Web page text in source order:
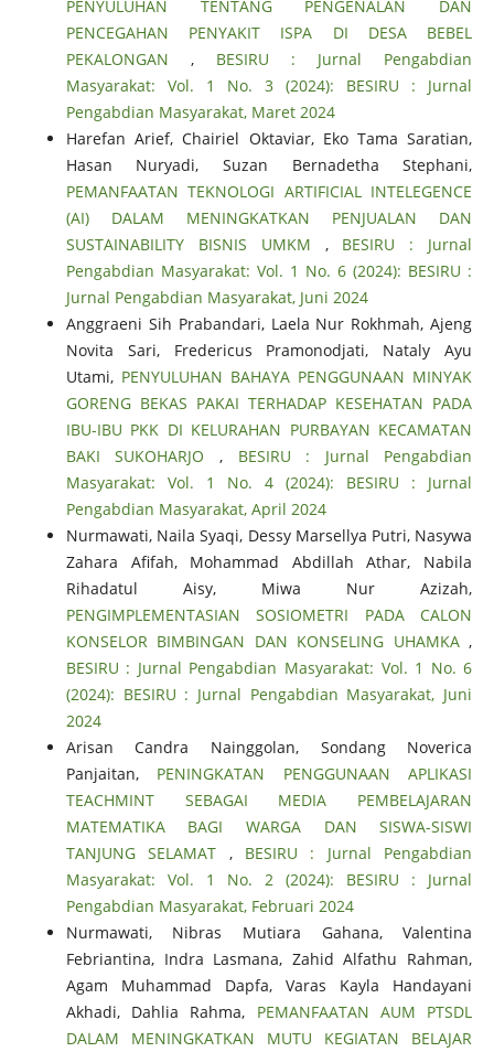
PENYULUHAN TENTANG PENGENALAN DAN
PENCEGAHAN PENYAKIT ISPA DI DESA BEBEL
PEKALONGAN , BESIRU : Jurnal Pengabdian
Masyarakat: Vol. 1 No. 3 (2024): BESIRU : Jurnal
Pengabdian Masyarakat, Maret 2024
Harefan Arief, Chairiel Oktaviar, Eko Tama Saratian,
Hasan Nuryadi, Suzan Bernadetha Stephani,
PEMANFAATAN TEKNOLOGI ARTIFICIAL INTELEGENCE
(AI) DALAM MENINGKATKAN PENJUALAN DAN
SUSTAINABILITY BISNIS UMKM , BESIRU : Jurnal
Pengabdian Masyarakat: Vol. 1 No. 6 (2024): BESIRU :
Jurnal Pengabdian Masyarakat, Juni 2024
Anggraeni Sih Prabandari, Laela Nur Rokhmah, Ajeng
Novita Sari, Fredericus Pramonodjati, Nataly Ayu
Utami, PENYULUHAN BAHAYA PENGGUNAAN MINYAK
GORENG BEKAS PAKAI TERHADAP KESEHATAN PADA
IBU-IBU PKK DI KELURAHAN PURBAYAN KECAMATAN
BAKI SUKOHARJO , BESIRU : Jurnal Pengabdian
Masyarakat: Vol. 1 No. 4 (2024): BESIRU : Jurnal
Pengabdian Masyarakat, April 2024
Nurmawati, Naila Syaqi, Dessy Marsellya Putri, Nasywa
Zahara Afifah, Mohammad Abdillah Athar, Nabila
Rihadatul Aisy, Miwa Nur Azizah,
PENGIMPLEMENTASIAN SOSIOMETRI PADA CALON
KONSELOR BIMBINGAN DAN KONSELING UHAMKA ,
BESIRU : Jurnal Pengabdian Masyarakat: Vol. 1 No. 6
(2024): BESIRU : Jurnal Pengabdian Masyarakat, Juni
2024
Arisan Candra Nainggolan, Sondang Noverica
Panjaitan, PENINGKATAN PENGGUNAAN APLIKASI
TEACHMINT SEBAGAI MEDIA PEMBELAJARAN
MATEMATIKA BAGI WARGA DAN SISWA-SISWI
TANJUNG SELAMAT , BESIRU : Jurnal Pengabdian
Masyarakat: Vol. 1 No. 2 (2024): BESIRU : Jurnal
Pengabdian Masyarakat, Februari 2024
Nurmawati, Nibras Mutiara Gahana, Valentina
Febriantina, Indra Lasmana, Zahid Alfathu Rahman,
Agam Muhammad Dapfa, Varas Kayla Handayani
Akhadi, Dahlia Rahma, PEMANFAATAN AUM PTSDL
DALAM MENINGKATKAN MUTU KEGIATAN BELAJAR